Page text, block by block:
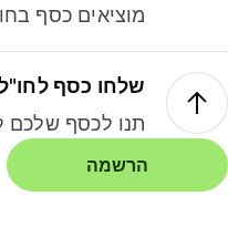
מוציאים כסף
שלחו כסף
תנו לכסף שלכם
הרשמה